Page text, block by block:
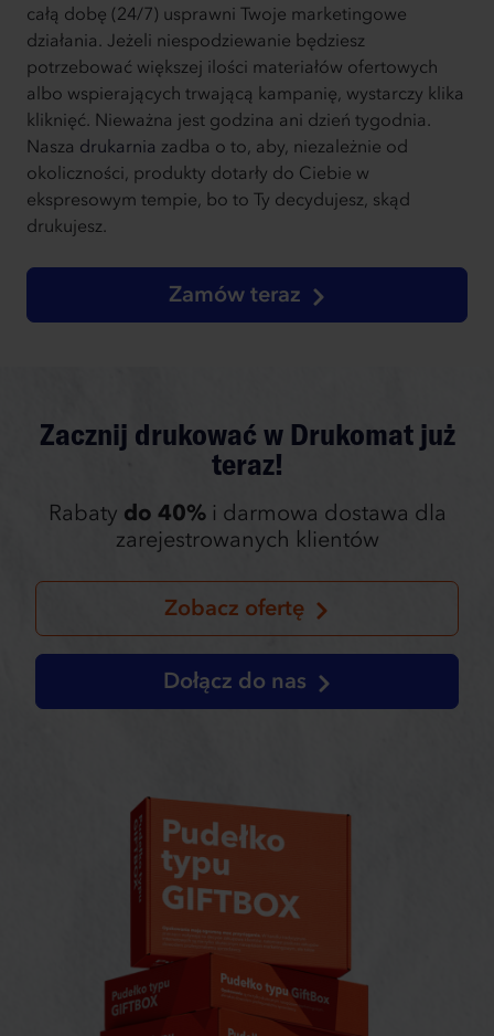
całą dobę (24/7) usprawni Twoje marketingowe
działania. Jeżeli niespodziewanie będziesz
potrzebować większej ilości materiałów ofertowych
albo wspierających trwającą kampanię, wystarczy klika
kliknięć. Nieważna jest godzina ani dzień tygodnia.
Nasza drukarnia zadba o to, aby, niezależnie od
okoliczności, produkty dotarły do Ciebie w
ekspresowym tempie, bo to Ty decydujesz, skąd
drukujesz.
Zamów teraz
Zacznij drukować w Drukomat już
teraz!
Rabaty do 40%i darmowa dostawa dla
zarejestrowanych klientów
Zobacz ofertę
Dołącz do nas